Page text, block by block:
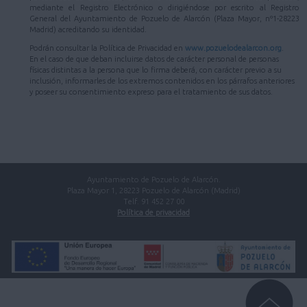
mediante el Registro Electrónico o dirigiéndose por escrito al Registro
General del Ayuntamiento de Pozuelo de Alarcón (Plaza Mayor, nº1-28223
Madrid) acreditando su identidad.
Podrán consultar la Política de Privacidad en www.pozuelodealarcon.org
En el caso de que deban incluirse datos de carácter personal de personas
físicas distintas a la persona que lo firma deberá, con carácter previo a su
inclusión, informarles de los extremos contenidos en los párrafos anteriores
y poseer su consentimiento expreso para el tratamiento de sus datos.
Ayuntamiento de Pozuelo de Alarcón.
Plaza Mayor 1, 28223 Pozuelo de Alarcón (Madrid)
Telf. 91 452 27 00
Política de privacidad